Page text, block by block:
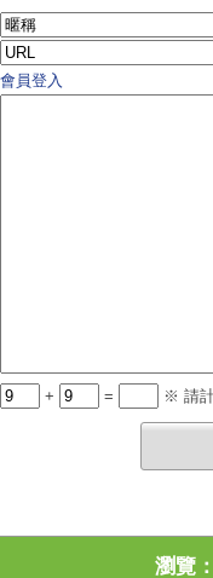
會員登入
+ = ※ 請
瀏覽：